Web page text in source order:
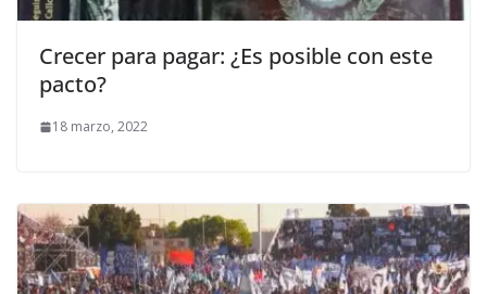
Crecer para pagar: ¿Es posible con este
pacto?
18 marzo, 2022